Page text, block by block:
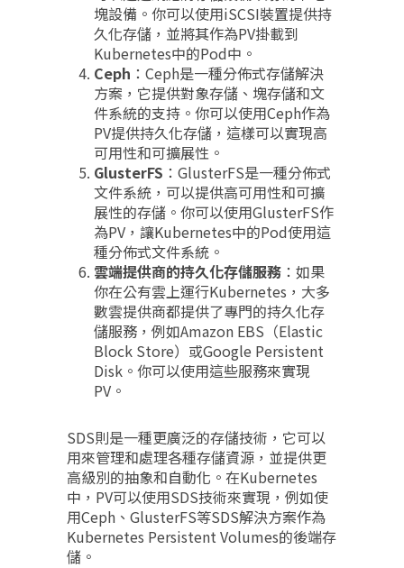
塊設備。你可以使用iSCSI裝置提供持
久化存儲，並將其作為PV掛載到
Kubernetes中的Pod中。
Ceph ：Ceph是一種分佈式存儲解決
方案，它提供對象存儲、塊存儲和文
件系統的支持。你可以使用Ceph作為
PV提供持久化存儲，這樣可以實現高
可用性和可擴展性。
GlusterFS ：GlusterFS是一種分佈式
文件系統，可以提供高可用性和可擴
展性的存儲。你可以使用GlusterFS作
為PV，讓Kubernetes中的Pod使用這
種分佈式文件系統。
雲端提供商的持久化存儲服務 ：如果
你在公有雲上運行Kubernetes，大多
數雲提供商都提供了專門的持久化存
儲服務，例如Amazon EBS（Elastic
Block Store）或Google Persistent
Disk。你可以使用這些服務來實現
PV。
SDS則是一種更廣泛的存儲技術，它可以
用來管理和處理各種存儲資源，並提供更
高級別的抽象和自動化。在Kubernetes
中，PV可以使用SDS技術來實現，例如使
用Ceph、GlusterFS等SDS解決方案作為
Kubernetes Persistent Volumes的後端存
儲。